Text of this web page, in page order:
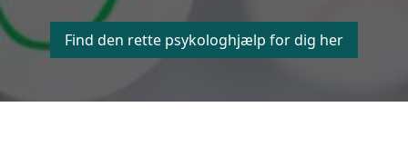
Find den rette psykologhjælp for dig her